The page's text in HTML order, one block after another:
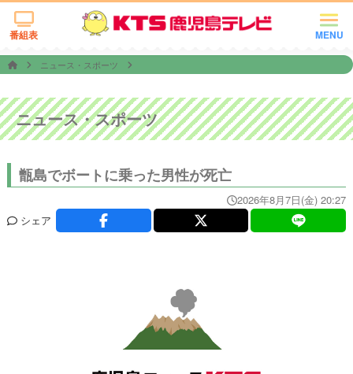
MENU
番組表
ニュース・スポーツ
ニュース・スポーツ
甑島でボートに乗った男性が死亡
2026年8月7日(金) 20:27
シェア